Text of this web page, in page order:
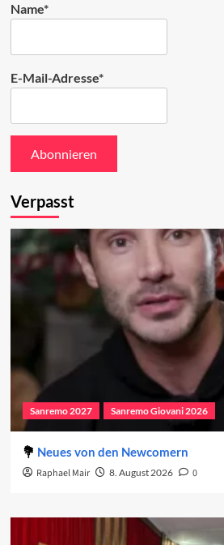
Name*
E-Mail-Adresse*
Verpasst
Sanremo 2027 Sanremo Giovani 2026
Neues von den Newcomern
Raphael Mair 8. August 2026 0